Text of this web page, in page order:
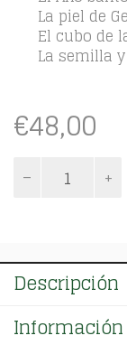
La piel de
El cubo de
La semilla
€48,00
sacramentales.
Descripción